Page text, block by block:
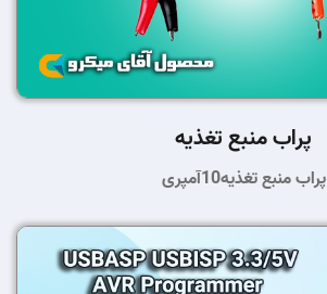
پراب منبع تغذیه
پراب منبع تغذیه10آمپری